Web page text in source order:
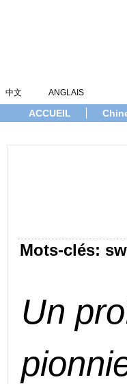
中文 ANGLAIS
ACCUEIL
Mots-clés:
Un